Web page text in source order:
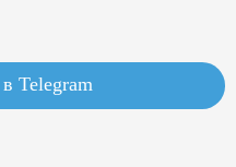
Telegram